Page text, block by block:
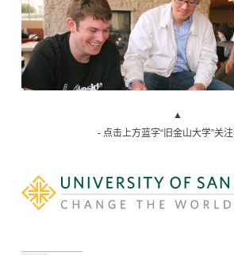
▲
- 点击上方蓝字“旧金山大学”关